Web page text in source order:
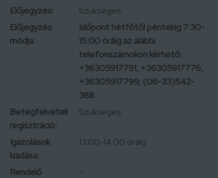
Előjegyzés:
Szükséges
Előjegyzés
módja:
Időpont hétfőtől péntekig 7:30-
15:00 óráig az alábbi
telefonszámokon kérhető:
+36305917791, +36305917776,
+36305917799, (06-33)542-
388
Betegfelvételi
regisztráció:
Szükséges
Igazolások
kiadása:
13:00-14:00 óráig
Rendelő
-